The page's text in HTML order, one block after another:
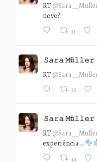
RT
novo?
31
𝚂𝚊𝚛𝚊 𝙼ü𝚕𝚕𝚎𝚛
RT
36
𝚂𝚊𝚛𝚊 𝙼ü𝚕𝚕𝚎𝚛
RT
experiência…
44